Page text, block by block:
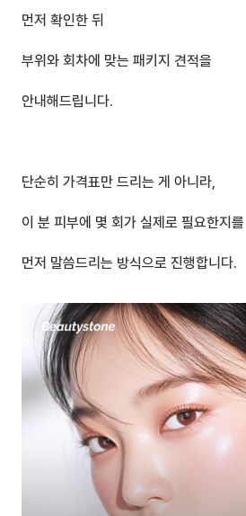
먼저 확인한 뒤
부위와 회차에 맞는 패키지 견적을
안내해드립니다.
단순히 가격표만 드리는 게 아니라,
이 분 피부에 몇 회가 실제로 필요한지를
먼저 말씀드리는 방식으로 진행합니다.